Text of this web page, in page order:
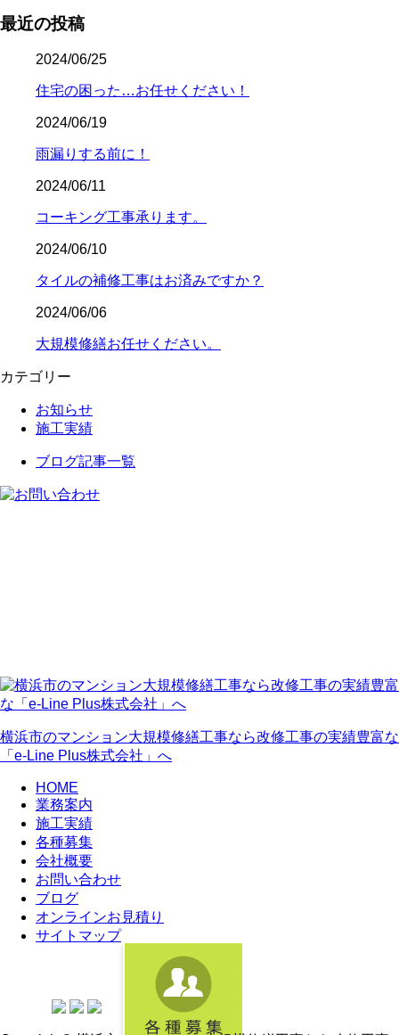
最近の投稿
2024/06/25
住宅の困った…お任せください！
2024/06/19
雨漏りする前に！
2024/06/11
コーキング工事承ります。
2024/06/10
タイルの補修工事はお済みですか？
2024/06/06
大規模修繕お任せください。
カテゴリー
お知らせ
施工実績
ブログ記事一覧
横浜市のマンション大規模修繕工事なら改修工事の実績豊富な
「e-Line Plus株式会社」へ
HOME
業務案内
施工実績
各種募集
会社概要
お問い合わせ
ブログ
オンラインお見積り
サイトマップ